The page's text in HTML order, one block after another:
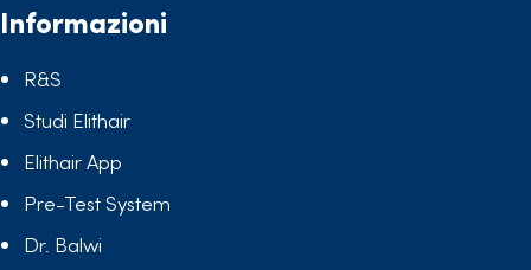
Informazioni
R&S
Studi Elithair
Elithair App
Pre-Test System
Dr. Balwi